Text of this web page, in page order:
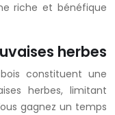
riche et bénéfique
herbes
constituent une
herbes, limitant
gagnez un temps